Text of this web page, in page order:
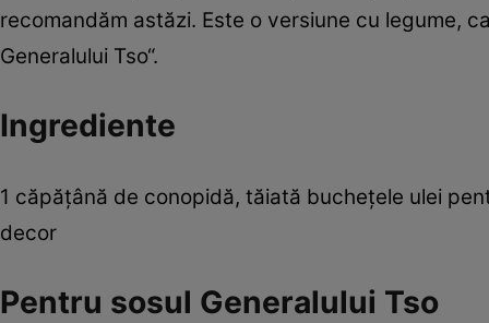
recomandăm astăzi. Este o versiune cu legume,
Generalului Tso“.
Ingrediente
1 căpăţână de conopidă, tăiată bucheţele ulei
decor
Pentru sosul Generalului Tso